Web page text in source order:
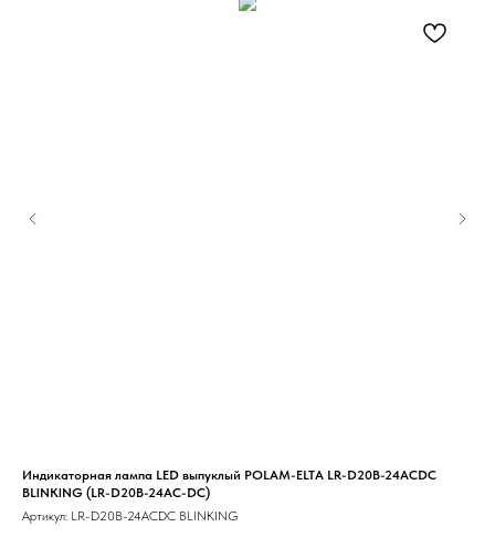
Индикаторная лампа LED выпуклый POLAM-ELTA LR-D20B-24ACDC
BLINKING (LR-D20B-24AC-DC)
Артикул: LR-D20B-24ACDC BLINKING